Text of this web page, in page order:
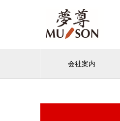
会社案内